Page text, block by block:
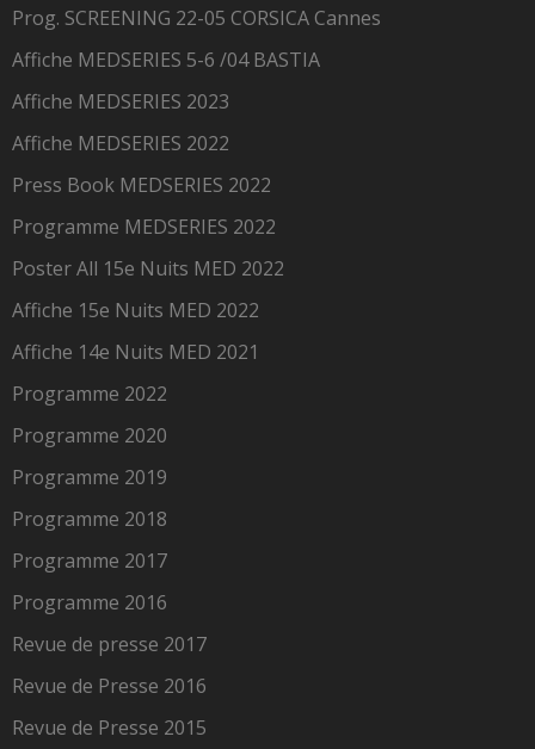
Prog. SCREENING 22-05 CORSICA Cannes
Affiche MEDSERIES 5-6 /04 BASTIA
Affiche MEDSERIES 2023
Affiche MEDSERIES 2022
Press Book MEDSERIES 2022
Programme MEDSERIES 2022
Poster All 15e Nuits MED 2022
Affiche 15e Nuits MED 2022
Affiche 14e Nuits MED 2021
Programme 2022
Programme 2020
Programme 2019
Programme 2018
Programme 2017
Programme 2016
Revue de presse 2017
Revue de Presse 2016
Revue de Presse 2015